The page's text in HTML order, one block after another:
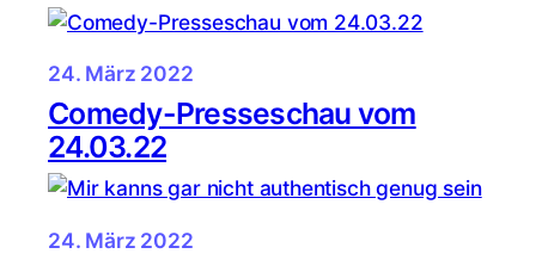
24. März 2022
Comedy-Presseschau vom
24.03.22
24. März 2022